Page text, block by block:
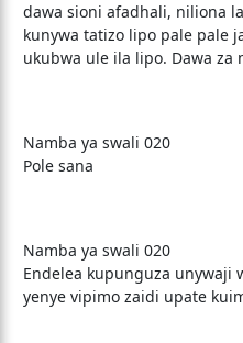
dawa sioni afadhali, niliona
kunywa tatizo lipo pale pale
ukubwa ule ila lipo. Dawa
Namba ya swali 020
Pole sana
Namba ya swali 020
Endelea kupunguza unywaji
yenye vipimo zaidi upate